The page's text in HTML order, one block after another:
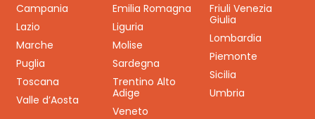
Campania
Emilia Romagna
Friuli Venezia
Giulia
Lazio
Liguria
Lombardia
Marche
Molise
Piemonte
Puglia
Sardegna
Sicilia
Toscana
Trentino Alto
Adige
Umbria
Valle d’Aosta
Veneto